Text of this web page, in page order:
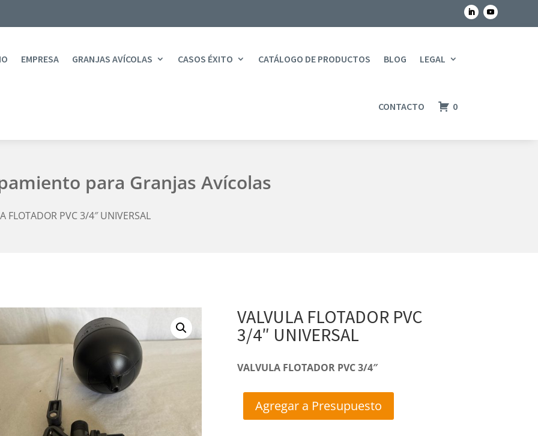
EMPRESA GRANJAS AVÍCOLAS CASOS ÉXITO CATÁLOGO DE PRODUCTOS BLOG LEGAL
CONTACTO 0
para Granjas Avícolas
FLOTADOR PVC 3/4″ UNIVERSAL
VALVULA FLOTADOR PVC
3/4″ UNIVERSAL
VALVULA FLOTADOR PVC 3/4″
Agregar a Presupuesto